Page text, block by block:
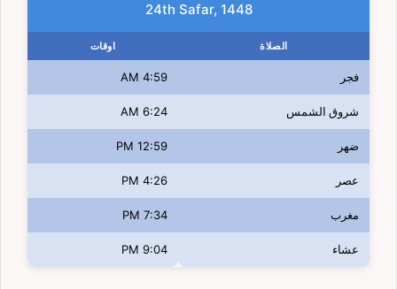
24th Safar, 1448
الصلاة اوقات
فجر 4:59 AM
شروق الشمس 6:24 AM
ضهر 12:59 PM
عصر 4:26 PM
مغرب 7:34 PM
عشاء 9:04 PM